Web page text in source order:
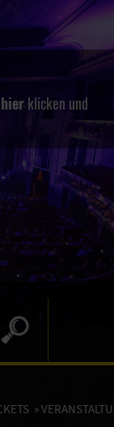
hierklicken und
»